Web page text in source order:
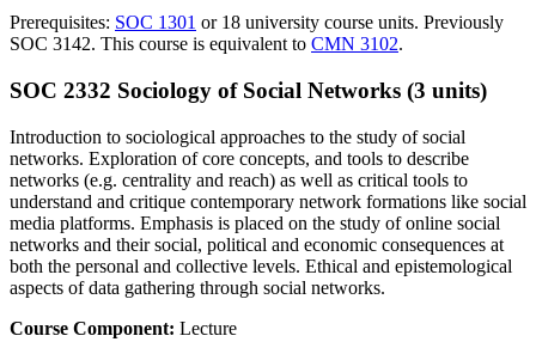
Prerequisites: SOC 1301 or 18 university course units. Previously
SOC 3142. This course is equivalent to CMN 3102.
SOC 2332 Sociology of Social Networks (3 units)
Introduction to sociological approaches to the study of social
networks. Exploration of core concepts, and tools to describe
networks (e.g. centrality and reach) as well as critical tools to
understand and critique contemporary network formations like social
media platforms. Emphasis is placed on the study of online social
networks and their social, political and economic consequences at
both the personal and collective levels. Ethical and epistemological
aspects of data gathering through social networks.
Course Component: Lecture